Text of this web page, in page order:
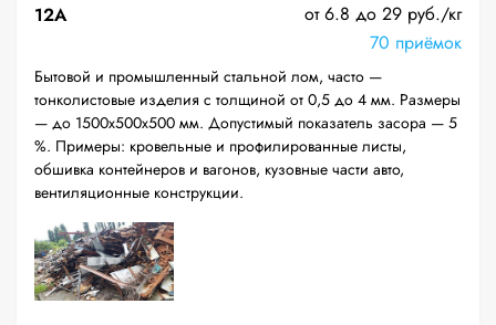
12A
от 6.8 до 29 руб./кг
70 приёмок
Бытовой и промышленный стальной лом, часто —
тонколистовые изделия с толщиной от 0,5 до 4 мм. Размеры
— до 1500х500х500 мм. Допустимый показатель засора — 5
%. Примеры: кровельные и профилированные листы,
обшивка контейнеров и вагонов, кузовные части авто,
вентиляционные конструкции.